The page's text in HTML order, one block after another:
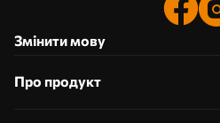
Змінити мову
Про продукт